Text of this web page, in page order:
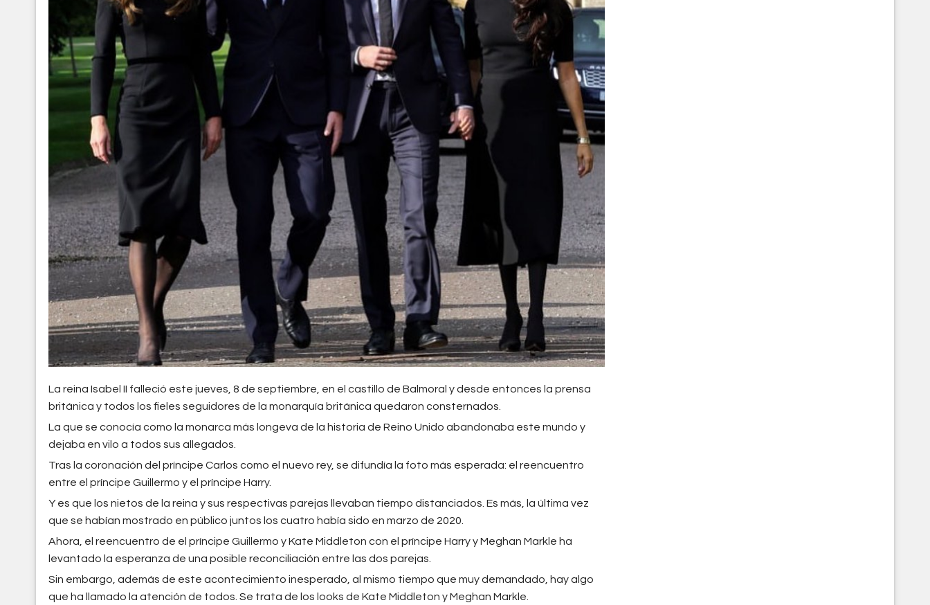
La reina Isabel II falleció este jueves, 8 de septiembre, en el castillo de Balmoral y desde entonces la prensa
británica y todos los fieles seguidores de la monarquía británica quedaron consternados.
La que se conocía como la monarca más longeva de la historia de Reino Unido abandonaba este mundo y
dejaba en vilo a todos sus allegados.
Tras la coronación del príncipe Carlos como el nuevo rey, se difundía la foto más esperada: el reencuentro
entre el príncipe Guillermo y el príncipe Harry.
Y es que los nietos de la reina y sus respectivas parejas llevaban tiempo distanciados. Es más, la última vez
que se habían mostrado en público juntos los cuatro había sido en marzo de 2020.
Ahora, el reencuentro de el príncipe Guillermo y Kate Middleton con el príncipe Harry y Meghan Markle ha
levantado la esperanza de una posible reconciliación entre las dos parejas.
Sin embargo, además de este acontecimiento inesperado, al mismo tiempo que muy demandado, hay algo
que ha llamado la atención de todos. Se trata de los looks de Kate Middleton y Meghan Markle.